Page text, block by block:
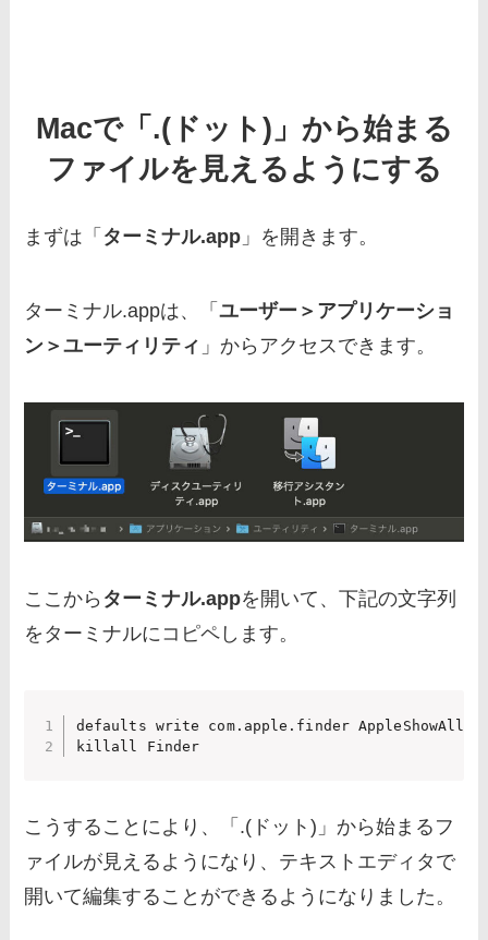
Macで「.(ドット)」から始まる
ファイルを見えるようにする
まずは「 ターミナル.app 」を開きます。
ターミナル.appは、「ユーザー＞アプリケーショ
ン＞ユーティリティ 」からアクセスできます。
ここから ターミナル.appを開いて、下記の文字列
をターミナルにコピペします。
defaults write com.apple.finder
killall Finder
こうすることにより、「.(ドット)」から始まるフ
ァイルが見えるようになり、テキストエディタで
開いて編集することができるようになりました。